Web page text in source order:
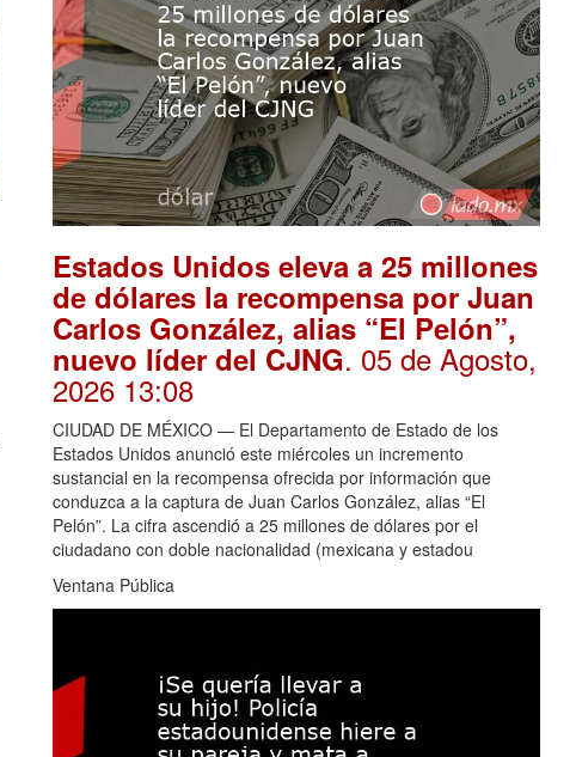
Estados Unidos eleva a 25 millones
de dólares la recompensa por Juan
Carlos González, alias “El Pelón”,
nuevo líder del CJNG. 05 de Agosto,
2026 13:08
CIUDAD DE MÉXICO — El Departamento de Estado de los
Estados Unidos anunció este miércoles un incremento
sustancial en la recompensa ofrecida por información que
conduzca a la captura de Juan Carlos González, alias “El
Pelón”. La cifra ascendió a 25 millones de dólares por el
ciudadano con doble nacionalidad (mexicana y estadou
Ventana Pública